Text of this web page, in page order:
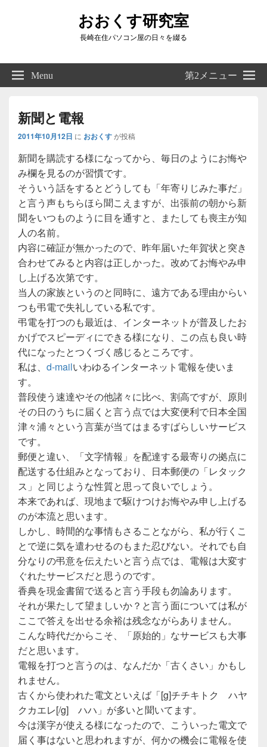
おおくす研究室
長崎在住パソコン屋の日々を綴る
Right
Sidebar
Widget
Menu 第2メニュー
新聞と電報
2011年10月12日 に おおくすが投稿
新聞を購読する様になってから、毎日のようにお悔や
み欄を見るのが習慣です。
そういう話をするとどうしても「年寄りじみた事だ」
と言う声もちらほら聞こえますが、出張前の朝から新
聞をいつものように目を通すと、またしても喪主が知
人の名前。
内容に確証が無かったので、昨年届いた年賀状と突き
合わせてみると内容は正しかった。改めてお悔やみ申
し上げる次第です。
当人の家族というのと同時に、遠方である理由からい
つも弔電で失礼している私です。
弔電を打つのも最近は、インターネットが普及したお
かげでスピーディにできる様になり、この点も良い時
代になったとつくづく感じるところです。
私は、 d-mailいわゆるインターネット電報を使いま
す。
普段使う速達やその他諸々に比べ、割高ですが、原則
その日のうちに届くと言う点では大変便利で日本全国
津々浦々という言葉が当てはまるすばらしいサービス
です。
郵便と違い、「文字情報」を配達する最寄りの拠点に
配送する仕組みとなっており、日本郵便の「レタック
ス」と同じような性質と思って良いでしょう。
本来であれば、現地まで駆けつけお悔やみ申し上げる
のが本流と思います。
しかし、時間的な事情もさることながら、私が行くこ
とで逆に気を遣わせるのもまた忍びない。それでも自
分なりの弔意を伝えたいと言う点では、電報は大変す
ぐれたサービスだと思うのです。
香典を現金書留で送ると言う手段も勿論あります。
それが果たして望ましいか？と言う面については私が
ここで答えを出せる余裕は残念ながらありません。
こんな時代だからこそ、「原始的」なサービスも大事
だと思います。
電報を打つと言うのは、なんだか「古くさい」かもし
れません。
古くから使われた電文といえば「[g]チチキトク ハヤ
クカエレ[/g] ハハ」が多いと聞いてます。
今は漢字が使える様になったので、こういった電文で
届く事はないと思われますが、何かの機会に電報を使